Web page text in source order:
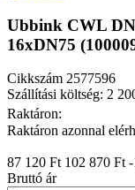
Ubbink CWL
16xDN75
Cikkszám 2577596
Szállítási költség: 2
Raktáron:
Raktáron azonnal
87 120 Ft 102 870 Ft
Bruttó ár